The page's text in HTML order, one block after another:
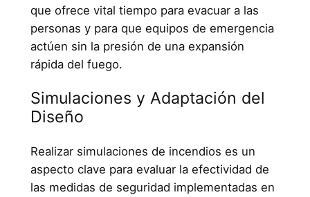
que ofrece vital tiempo para evacuar a las
personas y para que equipos de emergencia
actúen sin la presión de una expansión
rápida del fuego.
Simulaciones y Adaptación del
Diseño
Realizar simulaciones de incendios es un
aspecto clave para evaluar la efectividad de
las medidas de seguridad implementadas en